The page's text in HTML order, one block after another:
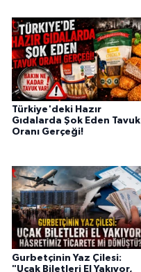
Türkiye'deki Hazır
Gıdalarda Şok Eden Tavuk
Oranı Gerçeği!
Gurbetçinin Yaz Çilesi:
"Uçak Biletleri El Yakıyor,